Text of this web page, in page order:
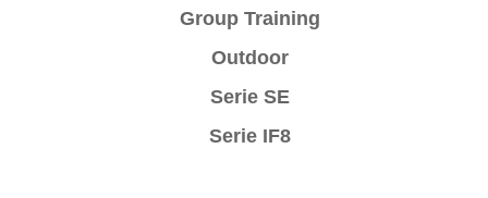
Group Training
Outdoor
Serie SE
Serie IF8